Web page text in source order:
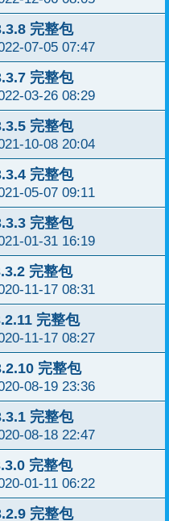
完整包
07-05 07:47
完整包
03-26 08:29
完整包
10-08 20:04
完整包
05-07 09:11
完整包
01-31 16:19
完整包
11-17 08:31
完整包
11-17 08:27
完整包
08-19 23:36
完整包
08-18 22:47
完整包
01-11 06:22
完整包